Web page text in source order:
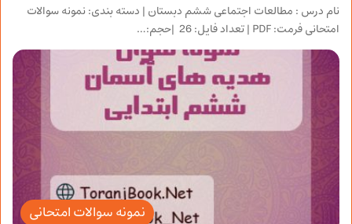
نام درس : مطالعات اجتماعی ششم دبستان | دسته بندی: نمونه سوالات
امتحانی فرمت: PDF | تعداد فایل: 26 |حجم:…
نمونه سوالات امتحانی